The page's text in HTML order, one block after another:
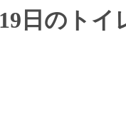
日のトイ